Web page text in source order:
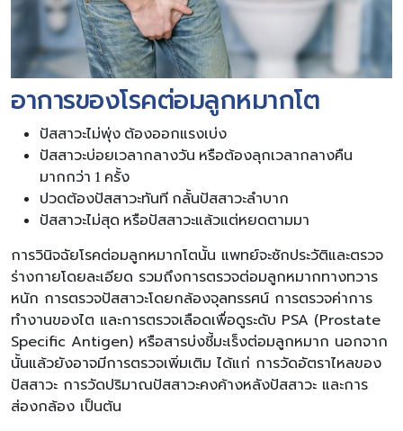
อาการของโรคต่อมลูกหมากโต
ปัสสาวะไม่พุ่ง ต้องออกแรงเบ่ง
ปัสสาวะบ่อยเวลากลางวัน หรือต้องลุกเวลากลางคืน
มากกว่า 1 ครั้ง
ปวดต้องปัสสาวะทันที กลั้นปัสสาวะลำบาก
ปัสสาวะไม่สุด หรือปัสสาวะแล้วแต่หยดตามมา
การวินิจฉัยโรคต่อมลูกหมากโตนั้น แพทย์จะซักประวัติและตรวจ
ร่างกายโดยละเอียด รวมถึงการตรวจต่อมลูกหมากทางทวาร
หนัก การตรวจปัสสาวะโดยกล้องจุลทรรศน์ การตรวจค่าการ
ทำงานของไต และการตรวจเลือดเพื่อดูระดับ PSA (Prostate
Specific Antigen) หรือสารบ่งชี้มะเร็งต่อมลูกหมาก นอกจาก
นั้นแล้วยังอาจมีการตรวจเพิ่มเติม ได้แก่ การวัดอัตราไหลของ
ปัสสาวะ การวัดปริมาณปัสสาวะคงค้างหลังปัสสาวะ และการ
ส่องกล้อง เป็นต้น